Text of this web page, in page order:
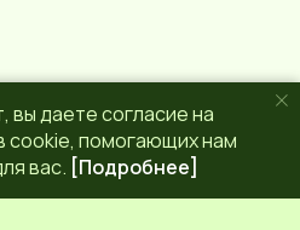
вы даете согласие на
cookie, помогающих нам
вас. [Подробнее]